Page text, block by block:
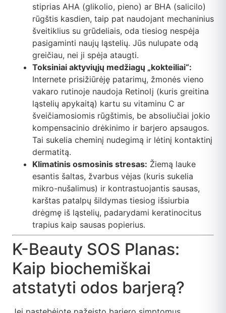
stiprias AHA (glikolio, pieno) ar BHA (salicilo)
rūgštis kasdien, taip pat naudojant mechaninius
šveitiklius su grūdeliais, oda tiesiog nespėja
pasigaminti naujų ląstelių. Jūs nulupate odą
greičiau, nei ji spėja ataugti.
Toksiniai aktyviųjų medžiagų „kokteiliai“:
Internete prisižiūrėję patarimų, žmonės vieno
vakaro rutinoje naudoja Retinolį (kuris greitina
ląstelių apykaitą) kartu su vitaminu C ar
šveičiamosiomis rūgštimis, be absoliučiai jokio
kompensacinio drėkinimo ir barjero apsaugos.
Tai sukelia cheminį nudegimą ir lėtinį kontaktinį
dermatitą.
Klimatinis osmosinis stresas: Žiemą lauke
esantis šaltas, žvarbus vėjas (kuris sukelia
mikro-nušalimus) ir kontrastuojantis sausas,
karštas patalpų šildymas tiesiog išsiurbia
drėgmę iš ląstelių, padarydami keratinocitus
trapius kaip sausas popierius.
K-Beauty SOS Planas:
Kaip biochemiškai
atstatyti odos barjerą?